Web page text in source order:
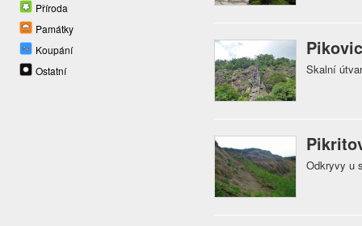
Příroda
Památky
Koupání
Ostatní
Skalní
Odkryvy u